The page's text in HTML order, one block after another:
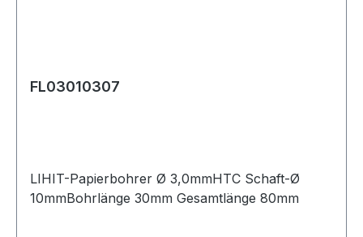
FL03010307
LIHIT-Papierbohrer Ø 3,0mmHTC Schaft-Ø
10mmBohrlänge 30mm Gesamtlänge 80mm